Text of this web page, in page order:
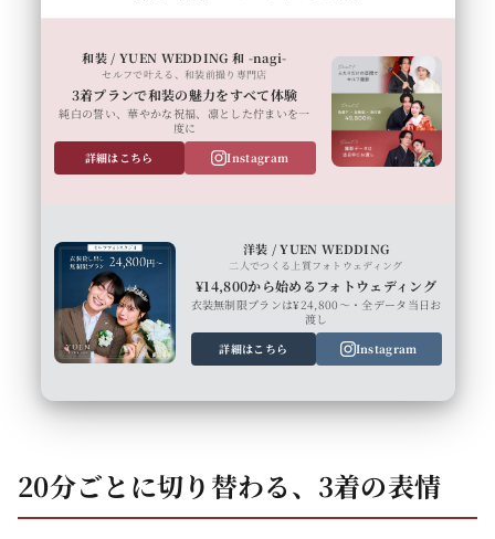
和装 / YUEN WEDDING 和 -nagi-
セルフで叶える、和装前撮り専門店
3着プランで和装の魅力をすべて体験
純白の誓い、華やかな祝福、凛とした佇まいを一
度に
詳細はこちら
Instagram
洋装 / YUEN WEDDING
二人でつくる上質フォトウェディング
¥14,800から始めるフォトウェディング
衣装無制限プランは¥24,800〜・全データ当日お
渡し
詳細はこちら
Instagram
20分ごとに切り替わる、3着の表情